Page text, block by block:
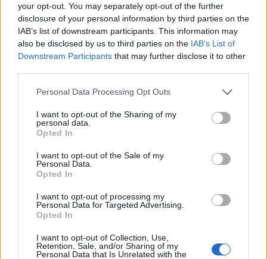
your opt-out. You may separately opt-out of the further
disclosure of your personal information by third parties on the
IAB’s list of downstream participants. This information may
also be disclosed by us to third parties on the IAB’s List of
Downstream Participants that may further disclose it to other
Please note that this website/app uses one or more Google
not limited to your visit or usage behaviour. You may click to
grant or deny consent to Google and its third-party tags to
use your data for below specified purposes in below Google
consent section.
Personal Data Processing Opt Outs
I want to opt-out of the Sharing of my
personal data.
Opted In
I want to opt-out of the Sale of my
Personal Data.
Opted In
I want to opt-out of processing my
Personal Data for Targeted Advertising.
Opted In
I want to opt-out of Collection, Use,
Retention, Sale, and/or Sharing of my
Personal Data that Is Unrelated with the
Continua a leggere
B2B NEWS